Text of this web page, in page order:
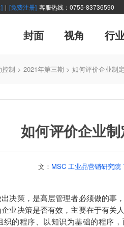
| [免费注册] 客服热线：0755-83736590
封面 视角 行
应用
制 > 2021年第三期 > 如何评价企业制
如何评价企业
文： MSC 工业品营销研究院
策，是高层管理者必须做的事
业决策是否有效，主要在于有关
的程序、以知识为基础的程序